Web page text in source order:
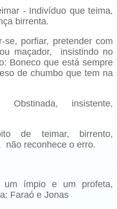
- Indivíduo que teima,
birrenta.
se, porfiar, pretender com
maçador, insistindo no
Boneco que está sempre
de chumbo que tem na
insistente,
de teimar, birrento,
não reconhece o erro.
um ímpio e um profeta,
Faraó e Jonas